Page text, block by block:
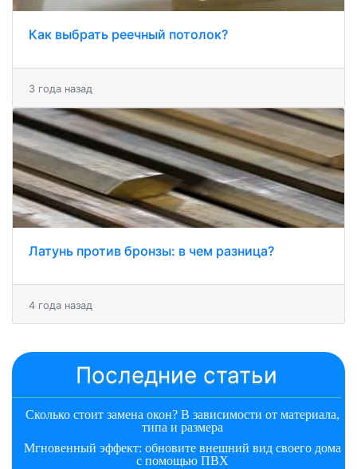
Как выбрать реечный потолок?
3 года назад
Латунь против бронзы: в чем разница?
4 года назад
Последние статьи
Сколько стоит замена окон? В зависимости от материала,
типа и размера
Мгновенный эффект: обновите внешний вид своего дома
с помощью ПВХ